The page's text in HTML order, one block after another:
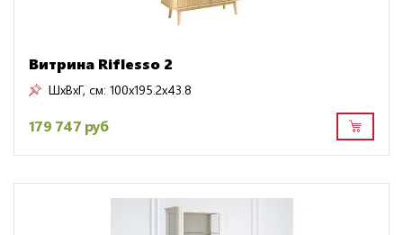
Витрина Riflesso 2
ШxВxГ, см: 100x195.2x43.8
179 747 руб